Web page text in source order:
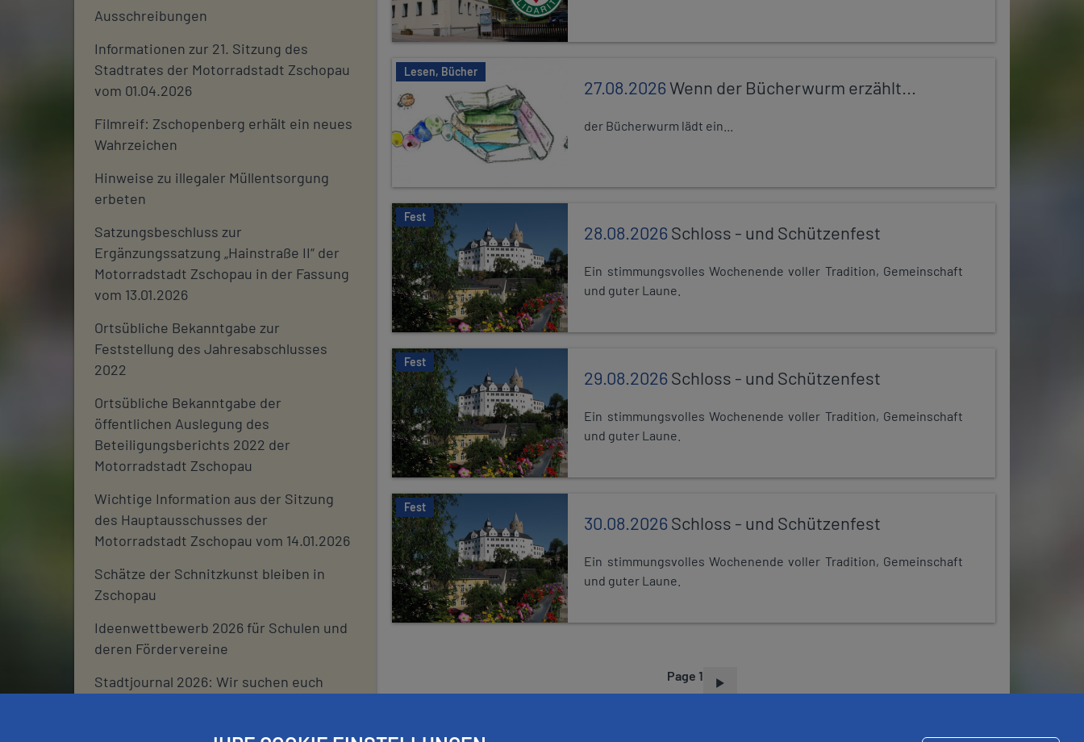
Ausschreibungen
Informationen zur 21. Sitzung des
Stadtrates der Motorradstadt Zschopau
vom 01.04.2026
Filmreif: Zschopenberg erhält ein neues
Wahrzeichen
Hinweise zu illegaler Müllentsorgung
erbeten
Satzungsbeschluss zur
Ergänzungssatzung „Hainstraße II“ der
Motorradstadt Zschopau in der Fassung
vom 13.01.2026
Ortsübliche Bekanntgabe zur
Feststellung des Jahresabschlusses
2022
Ortsübliche Bekanntgabe der
öffentlichen Auslegung des
Beteiligungsberichts 2022 der
Motorradstadt Zschopau
Wichtige Information aus der Sitzung
des Hauptausschusses der
Motorradstadt Zschopau vom 14.01.2026
Schätze der Schnitzkunst bleiben in
Zschopau
Ideenwettbewerb 2026 für Schulen und
deren Fördervereine
Stadtjournal 2026: Wir suchen euch
Lesen, Bücher
27.08.2026Wenn der Bücherwurm erzählt...
der Bücherwurm lädt ein...
Fest
28.08.2026Schloss - und Schützenfest
Ein stimmungsvolles Wochenende voller Tradition, Gemeinschaft
und guter Laune.
Fest
29.08.2026Schloss - und Schützenfest
Ein stimmungsvolles Wochenende voller Tradition, Gemeinschaft
und guter Laune.
Fest
30.08.2026Schloss - und Schützenfest
Ein stimmungsvolles Wochenende voller Tradition, Gemeinschaft
und guter Laune.
P
G
Page 1